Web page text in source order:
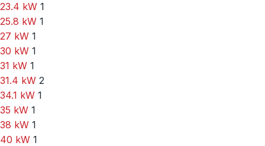
23.4 kW 1
25.8 kW 1
27 kW 1
30 kW 1
31 kW 1
31.4 kW 2
34.1 kW 1
35 kW 1
38 kW 1
40 kW 1